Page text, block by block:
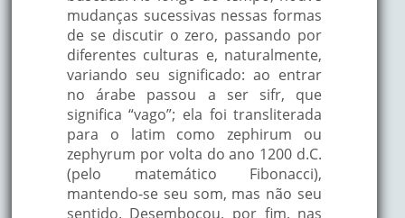
mudanças sucessivas nessas formas
de se discutir o zero, passando por
diferentes culturas e, naturalmente,
variando seu significado: ao entrar
no árabe passou a ser sifr, que
significa “vago”; ela foi transliterada
para o latim como zephirum ou
zephyrum por volta do ano 1200 d.C.
(pelo matemático Fibonacci),
mantendo-se seu som, mas não seu
sentido. Desembocou, por fim, nas